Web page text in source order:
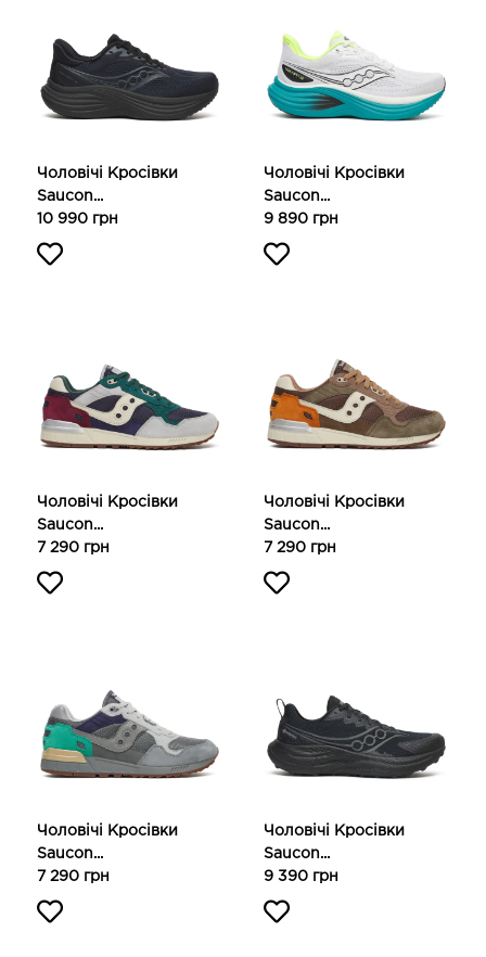
Чоловічі Кросівки
Saucon...
10 990 грн
Чоловічі Кросівки
Saucon...
9 890 грн
Чоловічі Кросівки
Saucon...
7 290 грн
Чоловічі Кросівки
Saucon...
7 290 грн
Чоловічі Кросівки
Saucon...
7 290 грн
Чоловічі Кросівки
Saucon...
9 390 грн